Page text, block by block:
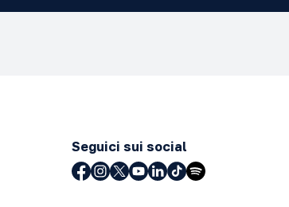
Seguici sui social